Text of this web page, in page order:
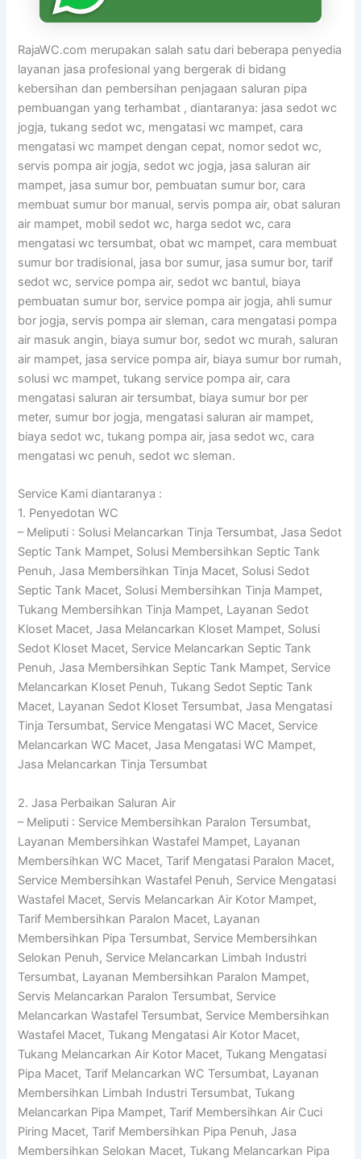
RajaWC.com merupakan salah satu dari beberapa penyedia
layanan jasa profesional yang bergerak di bidang
kebersihan dan pembersihan penjagaan saluran pipa
pembuangan yang terhambat , diantaranya: jasa sedot wc
jogja, tukang sedot wc, mengatasi wc mampet, cara
mengatasi wc mampet dengan cepat, nomor sedot wc,
servis pompa air jogja, sedot wc jogja, jasa saluran air
mampet, jasa sumur bor, pembuatan sumur bor, cara
membuat sumur bor manual, servis pompa air, obat saluran
air mampet, mobil sedot wc, harga sedot wc, cara
mengatasi wc tersumbat, obat wc mampet, cara membuat
sumur bor tradisional, jasa bor sumur, jasa sumur bor, tarif
sedot wc, service pompa air, sedot wc bantul, biaya
pembuatan sumur bor, service pompa air jogja, ahli sumur
bor jogja, servis pompa air sleman, cara mengatasi pompa
air masuk angin, biaya sumur bor, sedot wc murah, saluran
air mampet, jasa service pompa air, biaya sumur bor rumah,
solusi wc mampet, tukang service pompa air, cara
mengatasi saluran air tersumbat, biaya sumur bor per
meter, sumur bor jogja, mengatasi saluran air mampet,
biaya sedot wc, tukang pompa air, jasa sedot wc, cara
mengatasi wc penuh, sedot wc sleman.
Service Kami diantaranya :
1. Penyedotan WC
– Meliputi : Solusi Melancarkan Tinja Tersumbat, Jasa Sedot
Septic Tank Mampet, Solusi Membersihkan Septic Tank
Penuh, Jasa Membersihkan Tinja Macet, Solusi Sedot
Septic Tank Macet, Solusi Membersihkan Tinja Mampet,
Tukang Membersihkan Tinja Mampet, Layanan Sedot
Kloset Macet, Jasa Melancarkan Kloset Mampet, Solusi
Sedot Kloset Macet, Service Melancarkan Septic Tank
Penuh, Jasa Membersihkan Septic Tank Mampet, Service
Melancarkan Kloset Penuh, Tukang Sedot Septic Tank
Macet, Layanan Sedot Kloset Tersumbat, Jasa Mengatasi
Tinja Tersumbat, Service Mengatasi WC Macet, Service
Melancarkan WC Macet, Jasa Mengatasi WC Mampet,
Jasa Melancarkan Tinja Tersumbat
2. Jasa Perbaikan Saluran Air
– Meliputi : Service Membersihkan Paralon Tersumbat,
Layanan Membersihkan Wastafel Mampet, Layanan
Membersihkan WC Macet, Tarif Mengatasi Paralon Macet,
Service Membersihkan Wastafel Penuh, Service Mengatasi
Wastafel Macet, Servis Melancarkan Air Kotor Mampet,
Tarif Membersihkan Paralon Macet, Layanan
Membersihkan Pipa Tersumbat, Service Membersihkan
Selokan Penuh, Service Melancarkan Limbah Industri
Tersumbat, Layanan Membersihkan Paralon Mampet,
Servis Melancarkan Paralon Tersumbat, Service
Melancarkan Wastafel Tersumbat, Service Membersihkan
Wastafel Macet, Tukang Mengatasi Air Kotor Macet,
Tukang Melancarkan Air Kotor Macet, Tukang Mengatasi
Pipa Macet, Tarif Melancarkan WC Tersumbat, Layanan
Membersihkan Limbah Industri Tersumbat, Tukang
Melancarkan Pipa Mampet, Tarif Membersihkan Air Cuci
Piring Macet, Tarif Membersihkan Pipa Penuh, Jasa
Membersihkan Selokan Macet, Tukang Melancarkan Pipa